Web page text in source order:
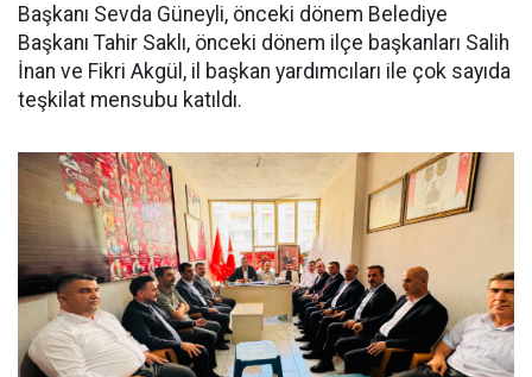
Başkanı Sevda Güneyli, önceki dönem Belediye
Başkanı Tahir Saklı, önceki dönem ilçe başkanları Salih
İnan ve Fikri Akgül, il başkan yardımcıları ile çok sayıda
teşkilat mensubu katıldı.